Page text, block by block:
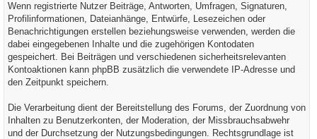
Wenn registrierte Nutzer Beiträge, Antworten, Umfragen, Signaturen,
Profilinformationen, Dateianhänge, Entwürfe, Lesezeichen oder
Benachrichtigungen erstellen beziehungsweise verwenden, werden die
dabei eingegebenen Inhalte und die zugehörigen Kontodaten
gespeichert. Bei Beiträgen und verschiedenen sicherheitsrelevanten
Kontoaktionen kann phpBB zusätzlich die verwendete IP-Adresse und
den Zeitpunkt speichern.
Die Verarbeitung dient der Bereitstellung des Forums, der Zuordnung von
Inhalten zu Benutzerkonten, der Moderation, der Missbrauchsabwehr
und der Durchsetzung der Nutzungsbedingungen. Rechtsgrundlage ist